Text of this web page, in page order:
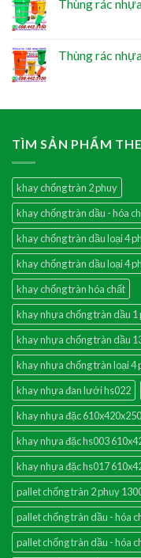
Thùng rác
Thùng rác
TÌM SẢN PHẨM
khay chống tràn 2 phuy
khay chống tràn dầu - hóa
khay chống tràn dầu loại 4
khay chống tràn dầu loại 4
khay chống tràn hóa chất
khay nhựa chống tràn dầu
khay nhựa chống tràn dầu
khay nhựa chống tràn loại 4
khay nhựa đan lưới hs022
khay nhựa đặc
khay nhựa đặc hs003
khay nhựa đặc hs017
pallet chống tràn 2 phuy
pallet chống tràn dầu - hóa
pallet chống tràn dầu - hóa